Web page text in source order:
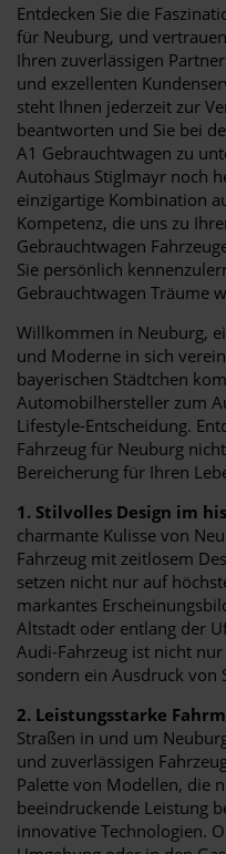
Entdecken Sie die
für Neuburg, und
Ihren zuverlässigen
und exzellenten
steht Ihnen jederzeit zur
beantworten und Sie bei
A1 Gebrauchtwagen zu
Autohaus Stiglmayr noch
einzigartige Kombination
Kompetenz, die uns zu
Gebrauchtwagen
Sie persönlich
Gebrauchtwagen Träume
Willkommen in Neuburg,
und Moderne in sich
bayerischen Städtchen
Automobilhersteller zum
Lifestyle-Entscheidung.
Fahrzeug für Neuburg
Bereicherung für Ihren
1. Stilvolles Design im
charmante Kulisse von
Fahrzeug mit zeitlosem
setzen nicht nur auf
markantes
Altstadt oder entlang der
Audi-Fahrzeug ist nicht
sondern ein Ausdruck von
2. Leistungsstarke
Straßen in und um
und zuverlässigen
Palette von Modellen, die
beeindruckende Leistung
innovative Technologien.